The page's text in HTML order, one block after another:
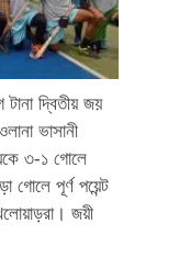
টানা দ্বিতীয় জয়
ভাসানী
৩-১ গোলে
গোলে পূর্ণ পয়েন্ট
জয়ী